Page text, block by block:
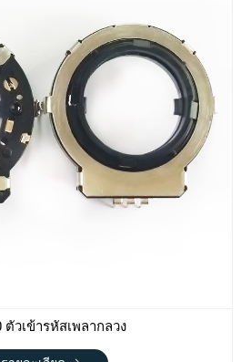
ตัวเข้ารหัสเพลากลวง